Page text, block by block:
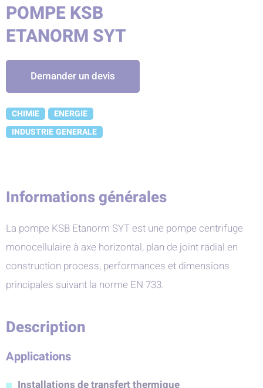
POMPE KSB
ETANORM SYT
Demander un devis
CHIMIE
ENERGIE
INDUSTRIE GENERALE
Informations générales
La pompe KSB Etanorm SYT est une pompe centrifuge
monocellulaire à axe horizontal, plan de joint radial en
construction process, performances et dimensions
principales suivant la norme EN 733.
Description
Applications
Installations de transfert thermique